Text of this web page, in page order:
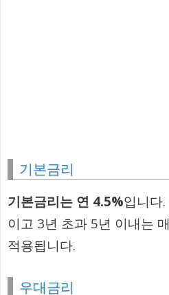
기본금리
기본금리는 연 4.5%입니다
이고 3년 초과 5년 이내는
적용됩니다.
우대금리